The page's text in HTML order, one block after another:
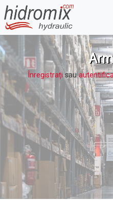
Înregistrațisau